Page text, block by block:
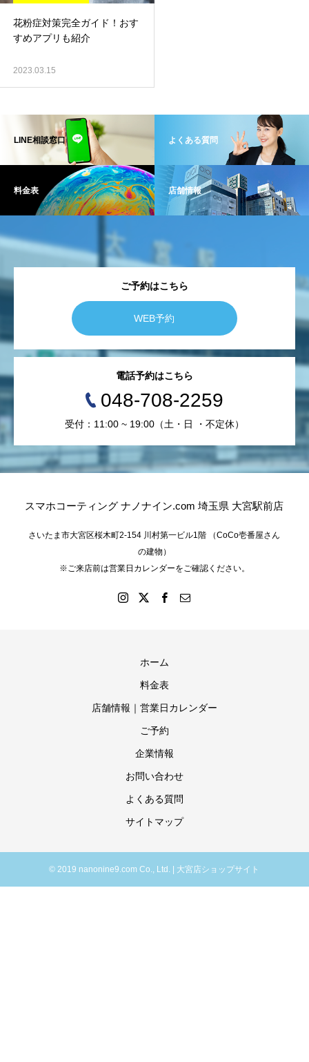
花粉症対策完全ガイド！おす
すめアプリも紹介
2023.03.15
LINE相談窓口 よくある質問
料金表 店舗情報
ご予約はこちら
WEB予約
電話予約はこちら
048-708-2259
受付：11:00 ~ 19:00（土・日 ・不定休）
スマホコーティング ナノナイン.com 埼玉県 大宮駅前店
さいたま市大宮区桜木町2-154 川村第一ビル1階 （CoCo壱番屋さん
の建物）
※ご来店前は営業日カレンダーをご確認ください。
ホーム
料金表
店舗情報｜営業日カレンダー
ご予約
企業情報
お問い合わせ
よくある質問
サイトマップ
© 2019 nanonine9.com Co., Ltd. | 大宮店ショップサイト